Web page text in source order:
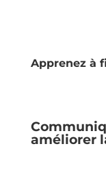
Apprenez à
améliorer